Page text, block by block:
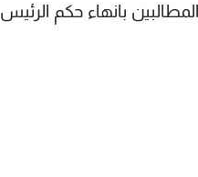
بانهاء حكم الرئيس